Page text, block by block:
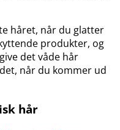
håret, når du glatter
produkter, og
det våde hår
når du kommer ud
hår